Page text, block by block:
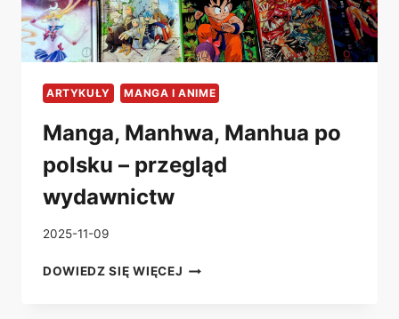
ARTYKUŁY MANGA I ANIME
Manga, Manhwa, Manhua po
polsku – przegląd
wydawnictw
2025-11-09
DOWIEDZ SIĘ WIĘCEJ MANGA,